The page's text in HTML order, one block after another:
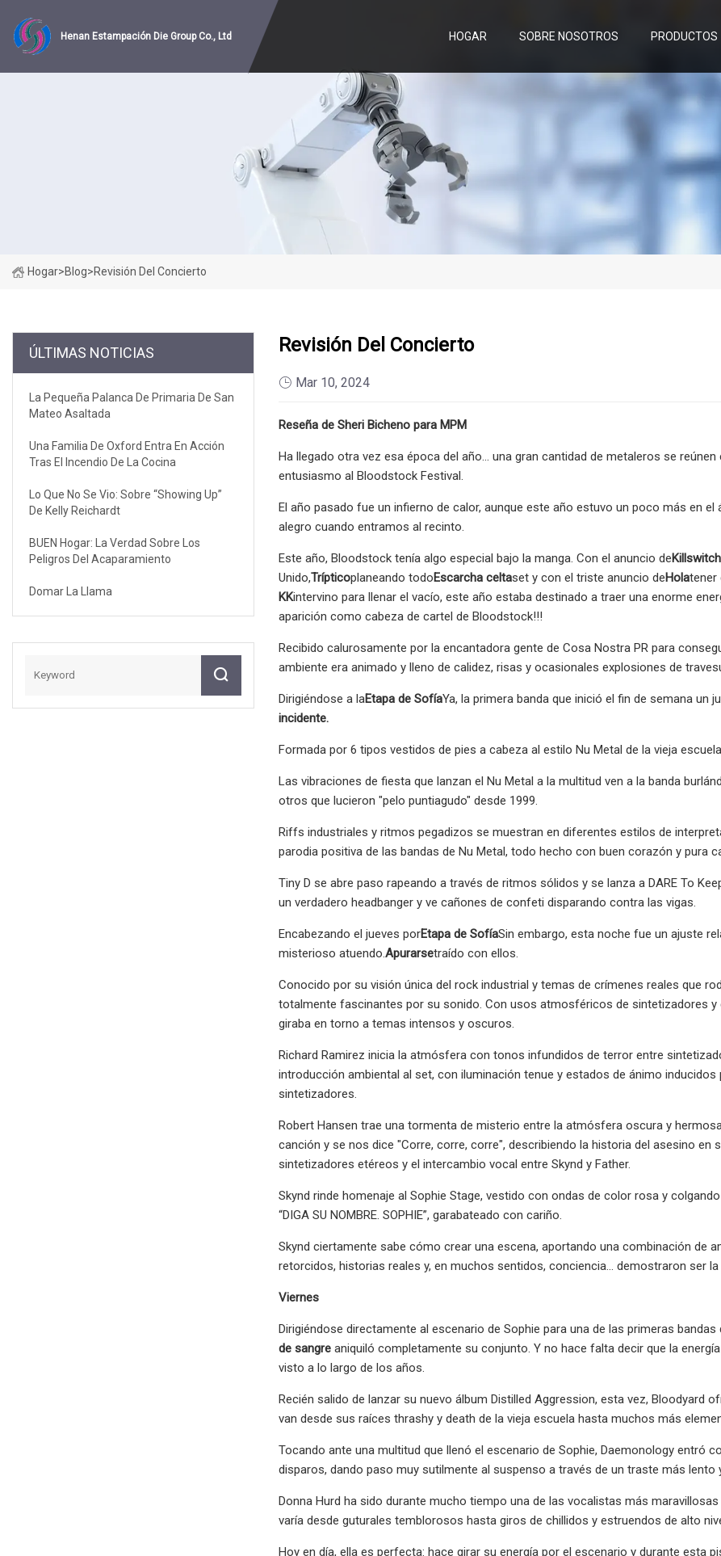
Henan Estampación Die Group Co., Ltd HOGAR SOBRE NOSOTROS PRODUCTOS
Hogar>Blog>Revisión Del Concierto
ÚLTIMAS NOTICIAS
La Pequeña Palanca De Primaria De San
Mateo Asaltada
Una Familia De Oxford Entra En Acción
Tras El Incendio De La Cocina
Lo Que No Se Vio: Sobre “Showing Up”
De Kelly Reichardt
BUEN Hogar: La Verdad Sobre Los
Peligros Del Acaparamiento
Domar La Llama
Revisión Del Concierto
Mar 10, 2024
Reseña de Sheri Bicheno para MPM
Ha llegado otra vez esa época del año... una gran cantidad de metaleros se
entusiasmo al Bloodstock Festival.
El año pasado fue un infierno de calor, aunque este año estuvo un poco más en
alegro cuando entramos al recinto.
Este año, Bloodstock tenía algo especial bajo la manga. Con el anuncio de
Unido,Trípticoplaneando todoEscarcha celtaset y con el triste anuncio deHolatener
KKintervino para llenar el vacío, este año estaba destinado a traer una enorme
aparición como cabeza de cartel de Bloodstock!!!
Recibido calurosamente por la encantadora gente de Cosa Nostra PR para
ambiente era animado y lleno de calidez, risas y ocasionales explosiones de
Dirigiéndose a laEtapa de SofíaYa, la primera banda que inició el fin de semana un
incidente.
Formada por 6 tipos vestidos de pies a cabeza al estilo Nu Metal de la vieja
Las vibraciones de fiesta que lanzan el Nu Metal a la multitud ven a la banda
otros que lucieron "pelo puntiagudo" desde 1999.
Riffs industriales y ritmos pegadizos se muestran en diferentes estilos de
parodia positiva de las bandas de Nu Metal, todo hecho con buen corazón y pura
Tiny D se abre paso rapeando a través de ritmos sólidos y se lanza a DARE To
un verdadero headbanger y ve cañones de confeti disparando contra las vigas.
Encabezando el jueves porEtapa de SofíaSin embargo, esta noche fue un ajuste
misterioso atuendo. Apurarsetraído con ellos.
Conocido por su visión única del rock industrial y temas de crímenes reales que
totalmente fascinantes por su sonido. Con usos atmosféricos de sintetizadores
giraba en torno a temas intensos y oscuros.
Richard Ramirez inicia la atmósfera con tonos infundidos de terror entre
introducción ambiental al set, con iluminación tenue y estados de ánimo
sintetizadores.
Robert Hansen trae una tormenta de misterio entre la atmósfera oscura y
canción y se nos dice "Corre, corre, corre", describiendo la historia del asesino en
sintetizadores etéreos y el intercambio vocal entre Skynd y Father.
Skynd rinde homenaje al Sophie Stage, vestido con ondas de color rosa y
“DIGA SU NOMBRE. SOPHIE”, garabateado con cariño.
Skynd ciertamente sabe cómo crear una escena, aportando una combinación de
retorcidos, historias reales y, en muchos sentidos, conciencia... demostraron ser
Viernes
Dirigiéndose directamente al escenario de Sophie para una de las primeras
de sangre aniquiló completamente su conjunto. Y no hace falta decir que la
visto a lo largo de los años.
Recién salido de lanzar su nuevo álbum Distilled Aggression, esta vez, Bloodyard
van desde sus raíces thrashy y death de la vieja escuela hasta muchos más
Tocando ante una multitud que llenó el escenario de Sophie, Daemonology
disparos, dando paso muy sutilmente al suspenso a través de un traste más lento
Donna Hurd ha sido durante mucho tiempo una de las vocalistas más
varía desde guturales temblorosos hasta giros de chillidos y estruendos de alto
Hoy en día, ella es perfecta: hace girar su energía por el escenario y durante esta